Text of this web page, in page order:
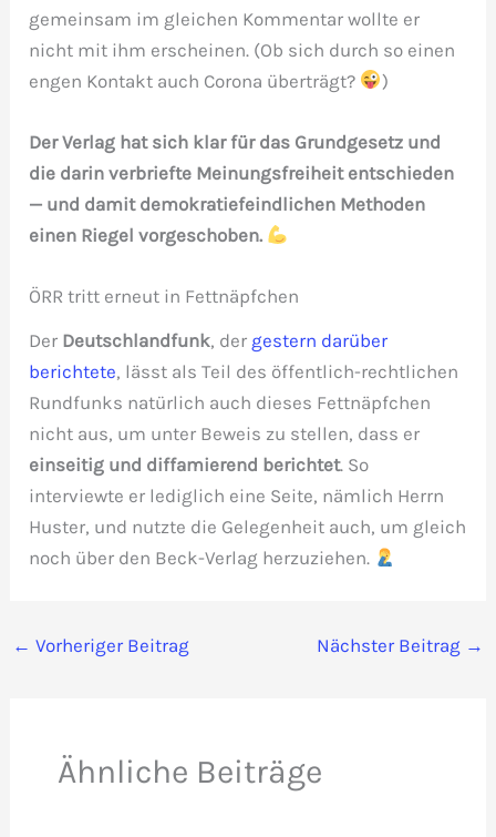
gemeinsam im gleichen Kommentar wollte er
nicht mit ihm erscheinen. (Ob sich durch so einen
engen Kontakt auch Corona überträgt?
)
Der Verlag hat sich klar für das Grundgesetz und
die darin verbriefte Meinungsfreiheit entschieden
— und damit demokratiefeindlichen Methoden
einen Riegel vorgeschoben.
ÖRR tritt erneut in Fettnäpfchen
Der Deutschlandfunk, der gestern darüber
berichtete, lässt als Teil des öffentlich-rechtlichen
Rundfunks natürlich auch dieses Fettnäpfchen
nicht aus, um unter Beweis zu stellen, dass er
einseitig und diffamierend berichtet. So
interviewte er lediglich eine Seite, nämlich Herrn
Huster, und nutzte die Gelegenheit auch, um gleich
noch über den Beck-Verlag herzuziehen.
← Vorheriger Beitrag Nächster Beitrag →
Ähnliche Beiträge